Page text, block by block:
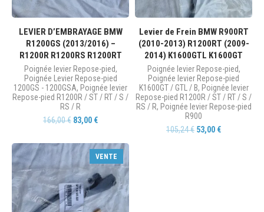
LEVIER D’EMBRAYAGE BMW
R1200GS (2013/2016) –
R1200R R1200RS R1200RT
Poignée levier Repose-pied,
Poignée Levier Repose-pied
1200GS - 1200GSA, Poignée levier
Repose-pied R1200R / ST / RT / S /
RS / R
166,00€ 83,00 €
Levier de Frein BMW R900RT
(2010-2013) R1200RT (2009-
2014) K1600GTL K1600GT
Poignée levier Repose-pied,
Poignée levier Repose-pied
K1600GT / GTL / B, Poignée levier
Repose-pied R1200R / ST / RT / S /
RS / R, Poignée levier Repose-pied
R900
105,24€ 53,00 €
VENTE